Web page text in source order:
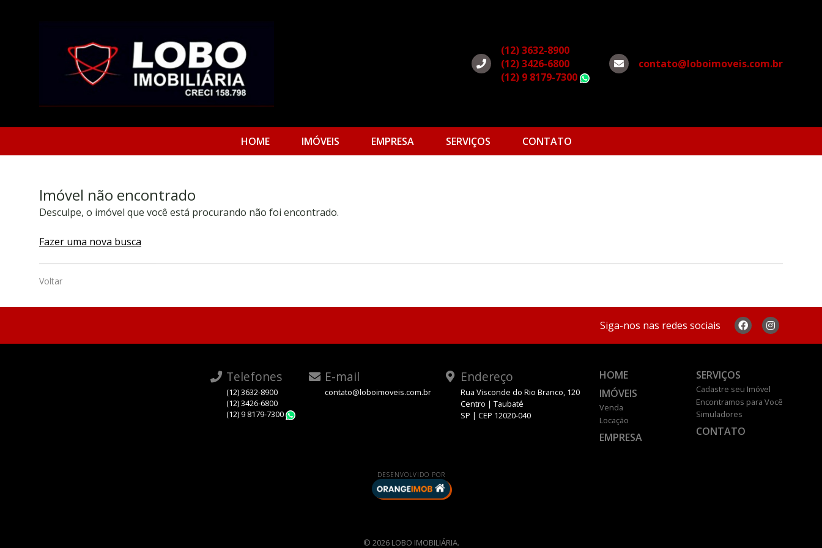
(12) 3632-8900
(12) 3426-6800
(12) 9 8179-7300
contato@loboimoveis.com.br
HOME IMÓVEIS EMPRESA SERVIÇOS CONTATO
Imóvel não encontrado
Desculpe, o imóvel que você está procurando não foi encontrado.
Fazer uma nova busca
Voltar
Siga-nos nas redes sociais
Telefones
(12) 3632-8900
(12) 3426-6800
(12) 9 8179-7300
E-mail
contato@loboimoveis.com.br
Endereço
Rua Visconde do Rio Branco, 120
Centro | Taubaté
SP | CEP 12020-040
HOME
IMÓVEIS
Venda
Locação
EMPRESA
SERVIÇOS
Cadastre seu Imóvel
Encontramos para Você
Simuladores
CONTATO
DESENVOLVIDO POR
© 2026 LOBO IMOBILIÁRIA.